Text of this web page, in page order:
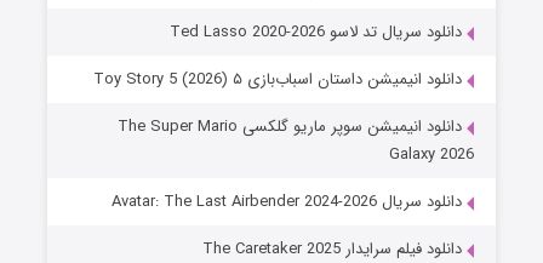
دانلود سریال تد لاسو Ted Lasso 2020-2026
دانلود انیمیشن داستان اسباب‌بازی ۵ Toy Story 5 (2026)
دانلود انیمیشن سوپر ماریو گلکسی The Super Mario
Galaxy 2026
دانلود سریال Avatar: The Last Airbender 2024-2026
دانلود فیلم سرایدار The Caretaker 2025